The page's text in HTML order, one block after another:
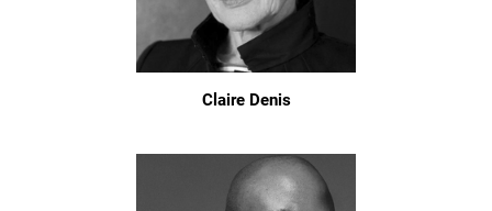
Claire Denis